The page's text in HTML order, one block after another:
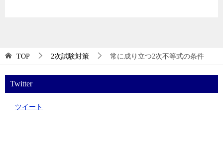
TOP 2次試験対策 常に成り立つ2次不等式の条件
Twitter
ツイート